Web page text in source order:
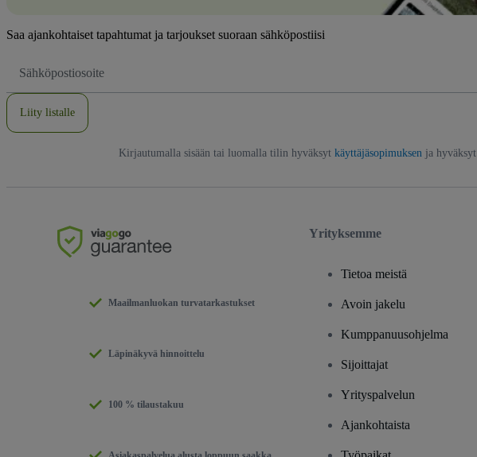
Saa ajankohtaiset tapahtumat ja tarjoukset suoraan sähköpostiisi
Liity listalle
Kirjautumalla sisään tai luomalla tilin hyväksyt käyttäjäsopimuksen ja hyväksyt
Maailmanluokan turvatarkastukset
Läpinäkyvä hinnoittelu
100 % tilaustakuu
Yrityksemme
Tietoa meistä
Avoin jakelu
Kumppanuusohjelma
Sijoittajat
Yrityspalvelun
Ajankohtaista